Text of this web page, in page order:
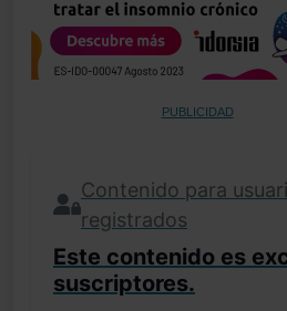
PUBLICIDAD
Contenido para
registrados
Este contenido es
suscriptores.